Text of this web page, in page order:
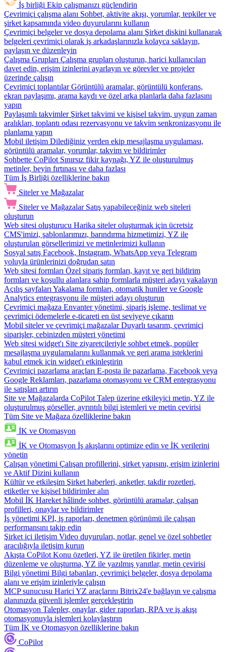
İş birliği Ekip çalışmanızı güçlendirin
Çevrimiçi çalışma alanı Sohbet, aktivite akışı, yorumlar, tepkiler ve
şirket kapsamında video duyurularını kullanın
Çevrimiçi belgeler ve dosya depolama alanı Şirket diskini kullanarak
belgeleri çevrimiçi olarak iş arkadaşlarınızla kolayca saklayın,
paylaşın ve düzenleyin
Çalışma Grupları Çalışma grupları oluşturun, harici kullanıcıları
davet edin, erişim izinlerini ayarlayın ve görevler ve projeler
üzerinde çalışın
Çevrimiçi toplantılar Görüntülü aramalar, görüntülü konferans,
ekran paylaşımı, arama kaydı ve özel arka planlarla daha fazlasını
yapın
Paylaşımlı takvimler Şirket takvimi ve kişisel takvim, uygun zaman
aralıkları, toplantı odası rezervasyonu ve takvim senkronizasyonu ile
planlama yapın
Mobil iletişim Dilediğiniz yerden ekip mesajlaşma uygulaması,
görüntülü aramalar, yorumlar, takvim ve bildirimler
Sohbette CoPilot Sınırsız fikir kaynağı, YZ ile oluşturulmuş
metinler, beyin fırtınası ve daha fazlası
Tüm İş Birliği özelliklerine bakın
Siteler ve Mağazalar
Siteler ve Mağazalar Satış yapabileceğiniz web siteleri
oluşturun
Web sitesi oluşturucu Harika siteler oluşturmak için ücretsiz
CMS'imizi, şablonlarımızı, barındırma hizmetimizi, YZ ile
oluşturulan görsellerimizi ve metinlerimizi kullanın
Sosyal satış Facebook, Instagram, WhatsApp veya Telegram
yoluyla ürünlerinizi doğrudan satın
Web sitesi formları Özel sipariş formları, kayıt ve geri bildirim
formları ve koşullu alanlara sahip formlarla müşteri adayı yakalayın
Açılış sayfaları Yakalama formları, otomatik huniler ve Google
Analytics entegrasyonu ile müşteri adayı oluşturun
Çevrimiçi mağaza Envanter yönetimi, sipariş işleme, teslimat ve
çevrimiçi ödemelerle e-ticareti en üst seviyeye çıkarın
Mobil siteler ve çevrimiçi mağazalar Duyarlı tasarım, çevrimiçi
siparişler, cebinizden müşteri yönetimi
Web sitesi widget'ı Site ziyaretçileriyle sohbet etmek, popüler
mesajlaşma uygulamalarını kullanmak ve geri arama isteklerini
kabul etmek için widget'ı etkinleştirin
Çevrimiçi pazarlama araçları E-posta ile pazarlama, Facebook veya
Google Reklamları, pazarlama otomasyonu ve CRM entegrasyonu
ile satışları artırın
Site ve Mağazalarda CoPilot Talep üzerine etkileyici metin, YZ ile
oluşturulmuş görseller, ayrıntılı bilgi istemleri ve metin çevirisi
Tüm Site ve Mağaza özelliklerine bakın
İK ve Otomasyon
İK ve Otomasyon İş akışlarını optimize edin ve İK verilerini
yönetin
Çalışan yönetimi Çalışan profillerini, şirket yapısını, erişim izinlerini
ve Aktif Dizini kullanın
Kültür ve etkileşim Şirket haberleri, anketler, takdir rozetleri,
etiketler ve kişisel bildirimler alın
Mobil İK Hareket hâlinde sohbet, görüntülü aramalar, çalışan
profilleri, onaylar ve bildirimler
İş yönetimi KPI, iş raporları, denetmen görünümü ile çalışan
performansını takip edin
Şirket içi iletişim Video duyuruları, notlar, genel ve özel sohbetler
aracılığıyla iletişim kurun
Akışta CoPilot Konu özetleri, YZ ile üretilen fikirler, metin
düzenleme ve oluşturma, YZ ile yazılmış yanıtlar, metin çevirisi
Bilgi yönetimi Bilgi tabanları, çevrimiçi belgeler, dosya depolama
alanı ve erişim izinleriyle çalışın
MCP sunucusu Harici YZ araçlarını Bitrix24'e bağlayın ve çalışma
alanınızda güvenli işlemler gerçekleştirin
Otomasyon Talepler, onaylar, gider raporları, RPA ve iş akışı
otomasyonuyla işlemleri kolaylaştırın
Tüm İK ve Otomasyon özelliklerine bakın
CoPilot